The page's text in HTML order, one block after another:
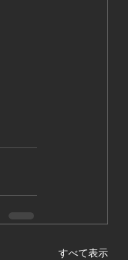
すべて表示